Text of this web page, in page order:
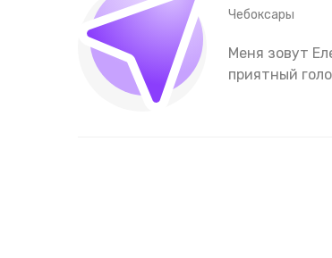
Чебоксары
Меня зовут
приятный